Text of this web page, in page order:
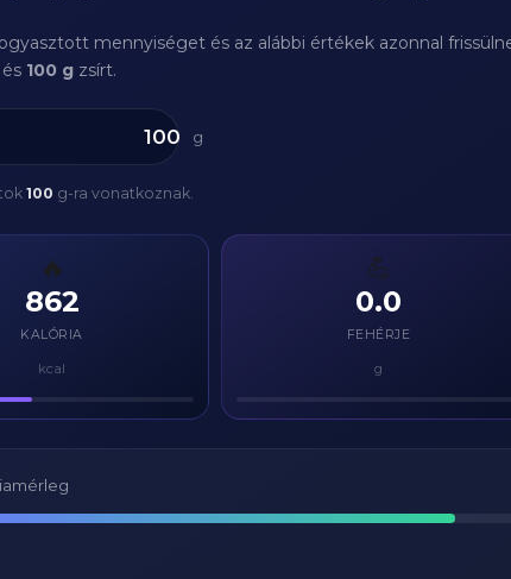
mennyiséget és az alábbi értékek azonnal
100 g zsírt.
g
100 g-ra vonatkoznak.
🔥
862
KALÓRIA
kcal
💪
0.0
FEHÉRJE
g